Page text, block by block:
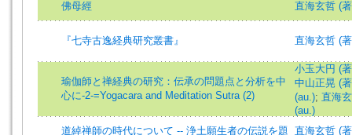
佛母經 直海玄哲 (
『七寺古逸経典研究叢書』 直海玄哲 (
瑜伽師と禅経典の研究：伝承の問題点と分析を中
心に-2-=Yogacara and Meditation Sutra (2)
小玉大円 (
中山正晃 (
(au.); 直海
(au.)
道綽禅師の時代について -- 浄土願生者の伝説を題 直海玄哲 (